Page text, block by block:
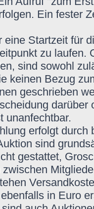
Ein fester
eine Startzeit für
zu laufen.
sind sowohl
keinen Bezug
geschrieben
darüber
unanfechtbar.
erfolgt durch
sind
gestattet,
in Euro